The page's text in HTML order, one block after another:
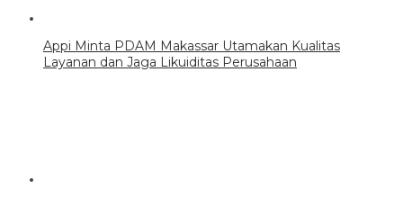
Appi Minta PDAM Makassar Utamakan Kualitas
Layanan dan Jaga Likuiditas Perusahaan